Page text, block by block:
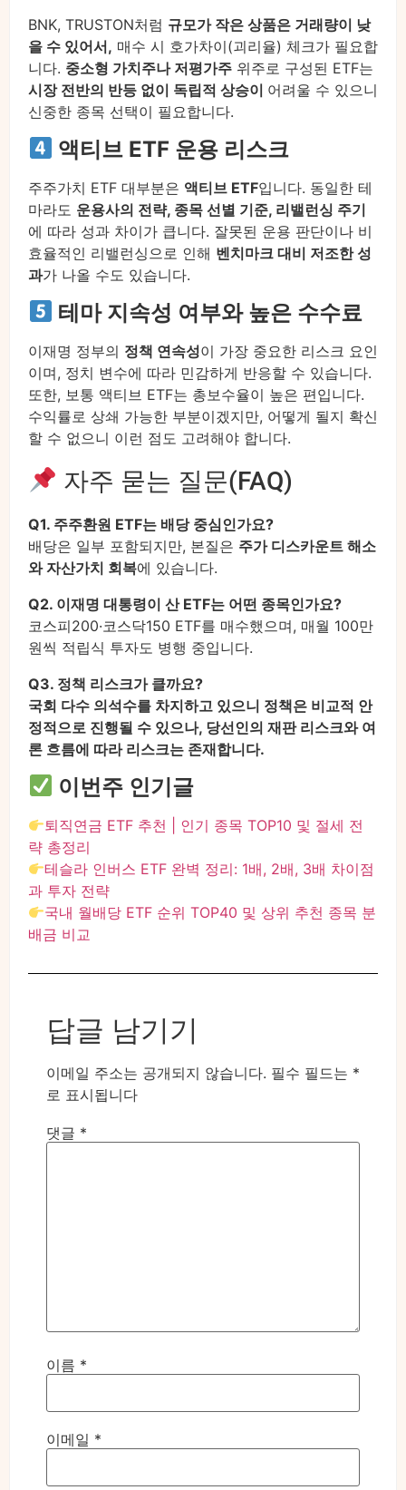
BNK, TRUSTON처럼 규모가 작은 상품은 거래량이 낮
을 수 있어서, 매수 시 호가차이(괴리율) 체크가 필요합
니다. 중소형 가치주나 저평가주 위주로 구성된 ETF는
시장 전반의 반등 없이 독립적 상승이 어려울 수 있으니
신중한 종목 선택이 필요합니다.
액티브 ETF 운용 리스크
주주가치 ETF 대부분은 액티브 ETF입니다. 동일한 테
마라도 운용사의 전략, 종목 선별 기준, 리밸런싱 주기
에 따라 성과 차이가 큽니다. 잘못된 운용 판단이나 비
효율적인 리밸런싱으로 인해 벤치마크 대비 저조한 성
과가 나올 수도 있습니다.
테마 지속성 여부와 높은 수수료
이재명 정부의 정책 연속성이 가장 중요한 리스크 요인
이며, 정치 변수에 따라 민감하게 반응할 수 있습니다.
또한, 보통 액티브 ETF는 총보수율이 높은 편입니다.
수익률로 상쇄 가능한 부분이겠지만, 어떻게 될지 확신
할 수 없으니 이런 점도 고려해야 합니다.
자주 묻는 질문(FAQ)
Q1. 주주환원 ETF는 배당 중심인가요?
배당은 일부 포함되지만, 본질은 주가 디스카운트 해소
와 자산가치 회복에 있습니다.
Q2. 이재명 대통령이 산 ETF는 어떤 종목인가요?
코스피200·코스닥150 ETF를 매수했으며, 매월 100만
원씩 적립식 투자도 병행 중입니다.
Q3. 정책 리스크가 클까요?
국회 다수 의석수를 차지하고 있으니 정책은 비교적 안
정적으로 진행될 수 있으나, 당선인의 재판 리스크와 여
론 흐름에 따라 리스크는 존재합니다.
이번주 인기글
퇴직연금 ETF 추천 | 인기 종목 TOP10 및 절세 전
략 총정리
테슬라 인버스 ETF 완벽 정리: 1배, 2배, 3배 차이점
과 투자 전략
국내 월배당 ETF 순위 TOP40 및 상위 추천 종목 분
배금 비교
답글 남기기
이메일 주소는 공개되지 않습니다. 필수 필드는 *
로 표시됩니다
댓글 *
이름 *
이메일 *